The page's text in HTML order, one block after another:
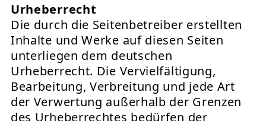
Urheberrecht
Die durch die Seitenbetreiber erstellten
Inhalte und Werke auf diesen Seiten
unterliegen dem deutschen
Urheberrecht. Die Vervielfältigung,
Bearbeitung, Verbreitung und jede Art
der Verwertung außerhalb der Grenzen
des Urheberrechtes bedürfen der